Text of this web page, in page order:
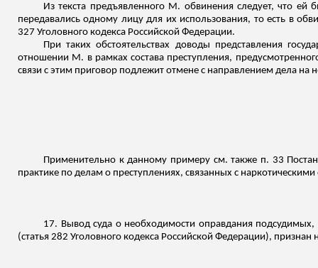
Из текста предъявленного М. обвинения следует, что
передавались одному лицу для их использования, то есть в
327 Уголовного кодекса Российской Федерации.
При таких обстоятельствах доводы представления
отношении М. в рамках состава преступления,
связи с этим приговор подлежит отмене с направлением дела на
Применительно к данному примеру см. также п. 33
практике по делам о преступлениях, связанных с
17. Вывод суда о необходимости оправдания
(статья 282 Уголовного кодекса Российской Федерации),